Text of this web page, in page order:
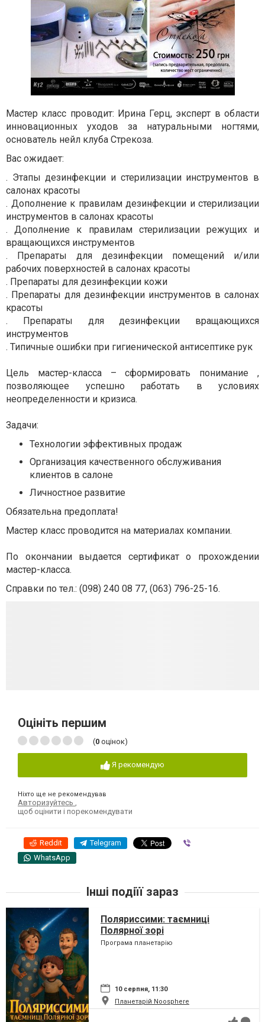
Мастер класс проводит: Ирина Герц, эксперт в области
инновационных уходов за натуральными ногтями,
основатель нейл клуба Стрекоза.
Вас ожидает:
. Этапы дезинфекции и стерилизации инструментов в
салонах красоты
. Дополнение к правилам дезинфекции и стерилизации
инструментов в салонах красоты
. Дополнение к правилам стерилизации режущих и
вращающихся инструментов
. Препараты для дезинфекции помещений и/или
рабочих поверхностей в салонах красоты
. Препараты для дезинфекции кожи
. Препараты для дезинфекции инструментов в салонах
красоты
. Препараты для дезинфекции вращающихся
инструментов
. Типичные ошибки при гигиенической антисептике рук
Цель мастер-класса – сформировать понимание ,
позволяющее успешно работать в условиях
неопределенности и кризиса.
Задачи:
Технологии эффективных продаж
Организация качественного обслуживания
клиентов в салоне
Личностное развитие
Обязательна предоплата!
Мастер класс проводится на материалах компании.
По окончании выдается сертификат о прохождении
мастер-класса.
Справки по тел.: (098) 240 08 77, (063) 796-25-16.
Оцініть першим
(0 оцінок)
Я рекомендую
Ніхто ще не рекомендував
Авторизуйтесь
щоб оцінити і порекомендувати
Reddit Telegram
WhatsApp
Інші подіїї зараз
Поляриссими: таємниці
Полярної зорі
Програма планетарію
10 серпня, 11:30
Планетарій Noosphere